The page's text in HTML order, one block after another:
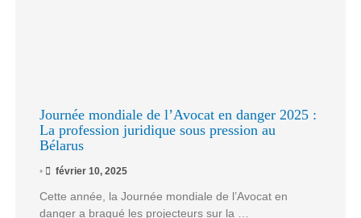
Journée mondiale de l’Avocat en danger 2025 :
La profession juridique sous pression au
Bélarus
• février 10, 2025
Cette année, la Journée mondiale de l’Avocat en
danger a braqué les projecteurs sur la …